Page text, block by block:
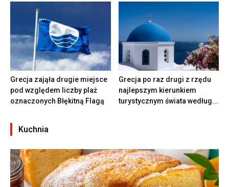
Grecja zająła drugie miejsce
pod względem liczby plaż
oznaczonych Błękitną Flagą
Grecja po raz drugi z rzędu
najlepszym kierunkiem
turystycznym świata według...
Kuchnia